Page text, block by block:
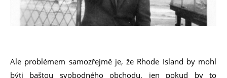
Ale problémem samozřejmě je, že Rhode Island by mohl
býti baštou svobodného obchodu, jen pokud by to